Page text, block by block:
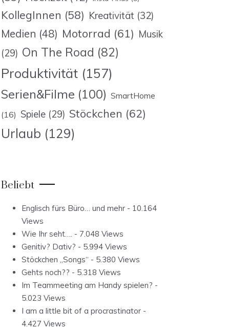
KollegInnen (58) Kreativität (32)
Medien (48) Motorrad (61) Musik
(29) On The Road (82)
Produktivität (157)
Serien&Filme (100) SmartHome
(16) Spiele (29) Stöckchen (62)
Urlaub (129)
Beliebt
Englisch fürs Büro… und mehr - 10.164
Views
Wie Ihr seht…. - 7.048 Views
Genitiv? Dativ? - 5.994 Views
Stöckchen „Songs“ - 5.380 Views
Gehts noch?? - 5.318 Views
Im Teammeeting am Handy spielen? -
5.023 Views
I am a little bit of a procrastinator -
4.427 Views